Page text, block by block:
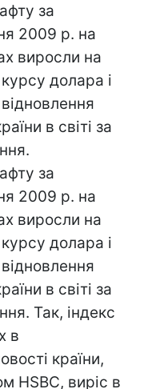
за
2009 р. на
виросли на
долара і
в світі за
за
2009 р. на
виросли на
долара і
в світі за
Так, індекс
в
країни,
HSBC, виріс в